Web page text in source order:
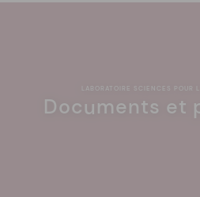
LABORATOIRE SCIENCES POUR
Documents et